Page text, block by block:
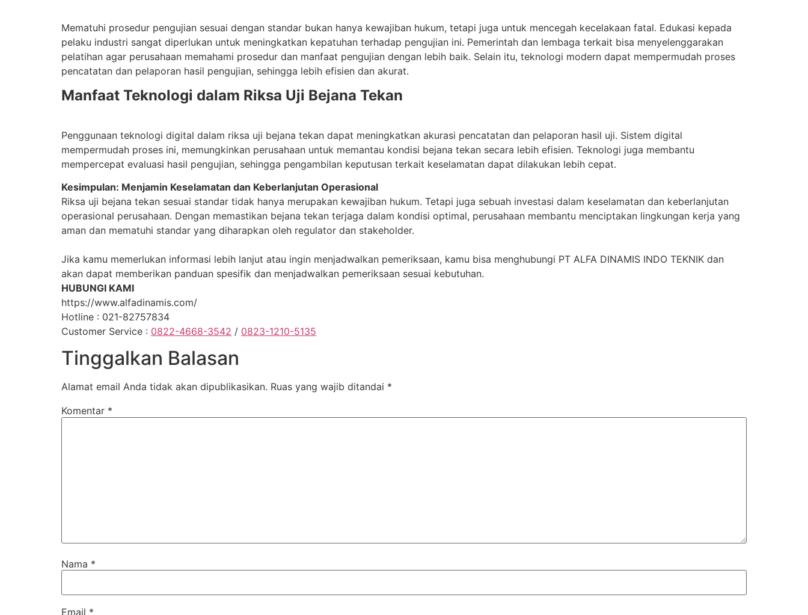
Mematuhi prosedur pengujian sesuai dengan standar bukan hanya kewajiban hukum, tetapi juga untuk mencegah kecelakaan fatal. Edukasi kepada
pelaku industri sangat diperlukan untuk meningkatkan kepatuhan terhadap pengujian ini. Pemerintah dan lembaga terkait bisa menyelenggarakan
pelatihan agar perusahaan memahami prosedur dan manfaat pengujian dengan lebih baik. Selain itu, teknologi modern dapat mempermudah proses
pencatatan dan pelaporan hasil pengujian, sehingga lebih efisien dan akurat.
Manfaat Teknologi dalam Riksa Uji Bejana Tekan
Penggunaan teknologi digital dalam riksa uji bejana tekan dapat meningkatkan akurasi pencatatan dan pelaporan hasil uji. Sistem digital
mempermudah proses ini, memungkinkan perusahaan untuk memantau kondisi bejana tekan secara lebih efisien. Teknologi juga membantu
mempercepat evaluasi hasil pengujian, sehingga pengambilan keputusan terkait keselamatan dapat dilakukan lebih cepat.
Kesimpulan: Menjamin Keselamatan dan Keberlanjutan Operasional
Riksa uji bejana tekan sesuai standar tidak hanya merupakan kewajiban hukum. Tetapi juga sebuah investasi dalam keselamatan dan keberlanjutan
operasional perusahaan. Dengan memastikan bejana tekan terjaga dalam kondisi optimal, perusahaan membantu menciptakan lingkungan kerja yang
aman dan mematuhi standar yang diharapkan oleh regulator dan stakeholder.
Jika kamu memerlukan informasi lebih lanjut atau ingin menjadwalkan pemeriksaan, kamu bisa menghubungi PT ALFA DINAMIS INDO TEKNIK dan
akan dapat memberikan panduan spesifik dan menjadwalkan pemeriksaan sesuai kebutuhan.
HUBUNGI KAMI
https://www.alfadinamis.com/
Hotline : 021-82757834
Customer Service : 0822-4668-3542 / 0823-1210-5135
Tinggalkan Balasan
Alamat email Anda tidak akan dipublikasikan. Ruas yang wajib ditandai *
Komentar *
Nama *
Email *